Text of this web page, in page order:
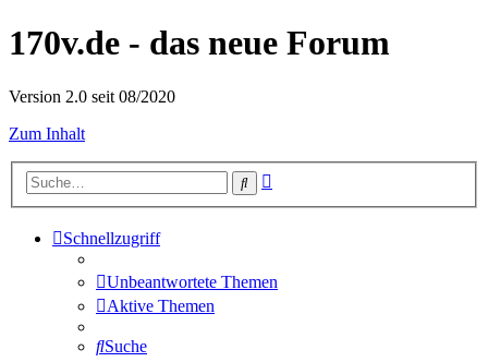
170v.de - das neue Forum
Version 2.0 seit 08/2020
Zum Inhalt
Suche
Schnellzugriff
Unbeantwortete Themen
Aktive Themen
Suche